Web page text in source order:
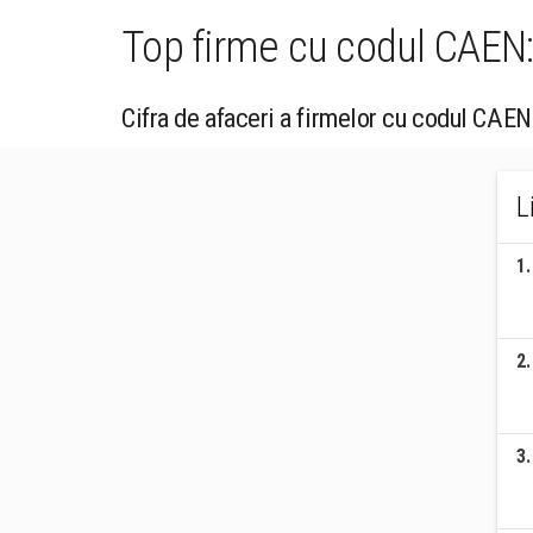
Top firme cu codul
Cifra de afaceri a firmelor cu codul
1.
2.
3.